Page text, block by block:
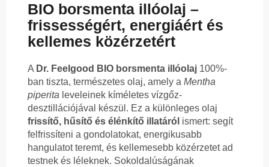
BIO borsmenta illóolaj –
frissességért, energiáért és
kellemes közérzetért
A Dr. Feelgood BIO borsmenta illóolaj 100%-
ban tiszta, természetes olaj, amely a Mentha
piperita leveleinek kíméletes vízgőz-
desztillációjával készül. Ez a különleges olaj
frissítő, hűsítő és élénkítő illatáról ismert: segít
felfrissíteni a gondolatokat, energikusabb
hangulatot teremt, és kellemesebb közérzetet ad
testnek és léleknek. Sokoldalúságának